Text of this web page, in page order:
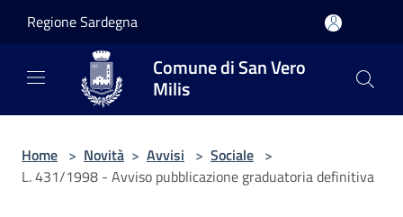
Regione Sardegna
Comune di San Vero
Milis
Home > Novità > Avvisi > Sociale >
L. 431/1998 - Avviso pubblicazione graduatoria definitiva